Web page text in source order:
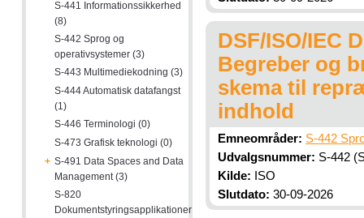
S-441 Informationssikkerhed
(8)
S-442 Sprog og
operativsystemer (3)
S-443 Multimediekodning (3)
S-444 Automatisk datafangst
(1)
S-446 Terminologi (0)
S-473 Grafisk teknologi (0)
+ S-491 Data Spaces and Data
Management (3)
S-820
Dokumentstyringsapplikationer
DSF/ISO/IEC
Begreber og
skema til
indhold
Emneområder: S-442
Udvalgsnummer: S-442
Kilde: ISO
Slutdato: 30-09-2026